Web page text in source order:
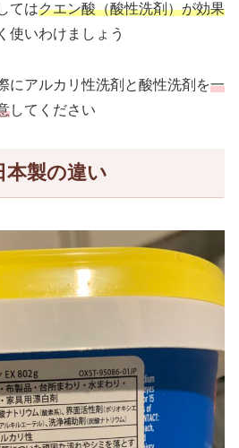
てはクエン酸（酸性洗剤）が効果
使いわけましょう
にアルカリ性洗剤と酸性洗剤を一
してください
本製の違い